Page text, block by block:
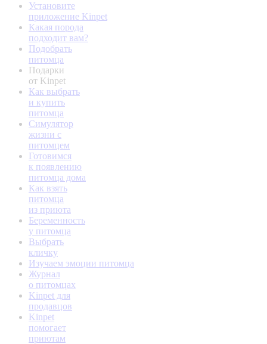
Установите
приложение Kinpet
Какая порода
подходит вам?
Подобрать
питомца
Подарки
от Kinpet
Как выбрать
и купить
питомца
Симулятор
жизни с
питомцем
Готовимся
к появлению
питомца дома
Как взять
питомца
из приюта
Беременность
у питомца
Выбрать
кличку
Изучаем эмоции питомца
Журнал
о питомцах
Kinpet для
продавцов
Kinpet
помогает
приютам